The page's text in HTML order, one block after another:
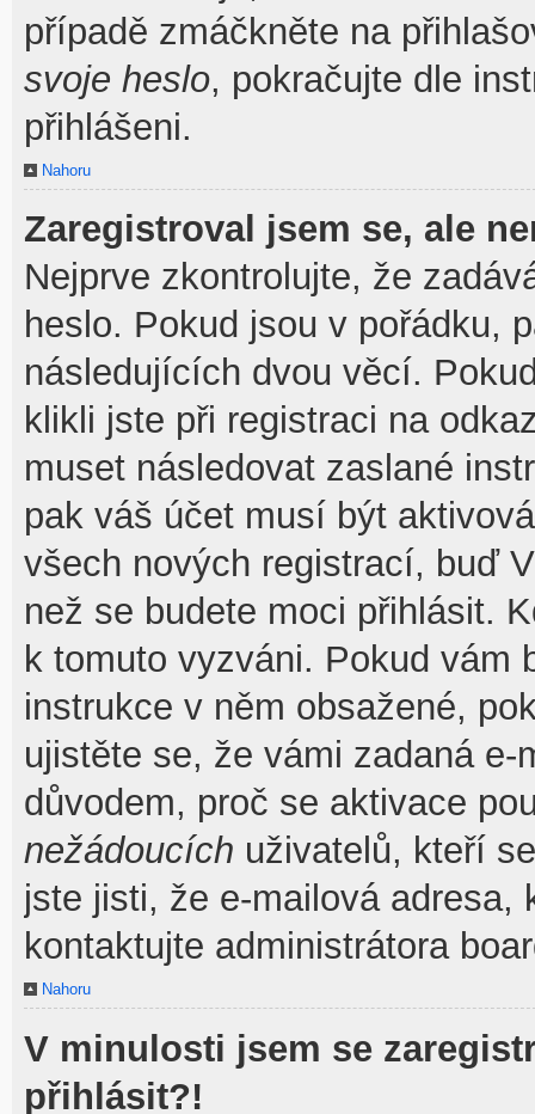
případě zmáčkněte na
svoje heslo, pokračujte dle
přihlášeni.
Nahoru
Zaregistroval jsem se, ale
Nejprve zkontrolujte, že
heslo. Pokud jsou v pořádku,
následujících dvou věcí.
klikli jste při registraci na
muset následovat zaslané
pak váš účet musí být
všech nových registrací, buď
než se budete moci přihlásit.
k tomuto vyzváni. Pokud vám
instrukce v něm obsažené,
ujistěte se, že vámi zadaná
důvodem, proč se aktivace
nežádoucích uživatelů, kteří
jste jisti, že e-mailová adresa,
kontaktujte administrátora
Nahoru
V minulosti jsem se
přihlásit?!